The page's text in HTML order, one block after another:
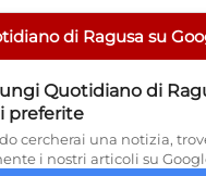
di Ragusa su
Quotidiano di
preferite
cercherai una notizia,
i nostri articoli su